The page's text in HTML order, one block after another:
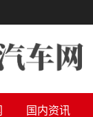
国内资讯